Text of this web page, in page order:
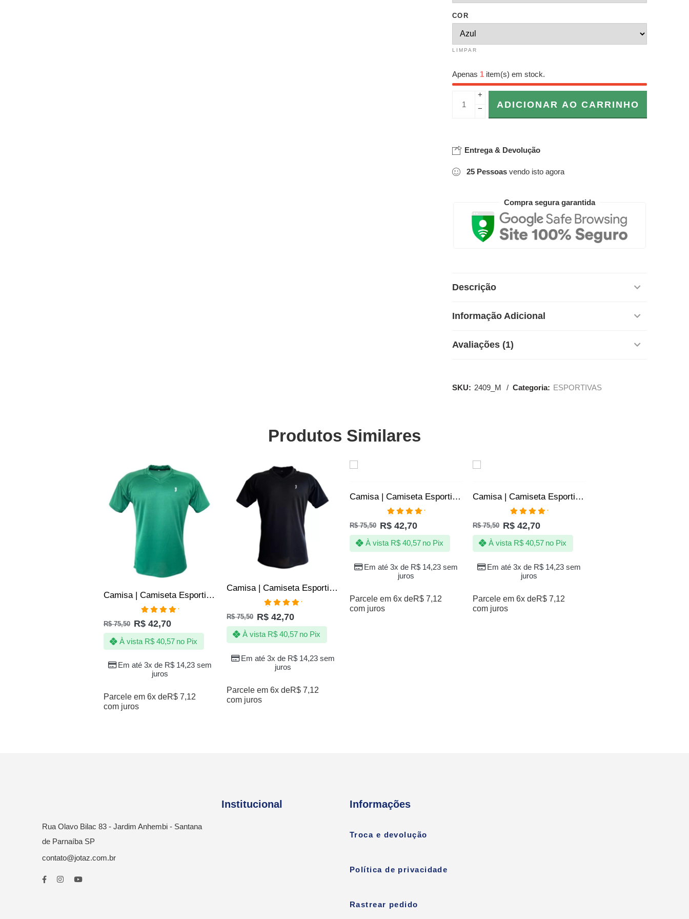
COR
LIMPAR
Apenas 1 item(s) em stock.
+
−
ADICIONAR AO CARRINHO
Entrega & Devolução
25 Pessoas vendo isto agora
Compra segura garantida
Descrição
Informação Adicional
Avaliações (1)
SKU: 2409_M Categoria: ESPORTIVAS
Produtos Similares
SALE
Camisa | Camiseta Esportiva Fitness Academia SLIM – Jotaz – Masculino – Verde
Avaliação
5.00de 5
R$75,50 R$ 42,70
Em até 3x de R$ 14,23 sem
juros
À vista R$40,57 no Pix
Parcele em 6x deR$ 7,12
com juros
Camisa | Camiseta Esportiva Fitness Academia SLIM – Jotaz – Masculino – Preto
Avaliação
5.00de 5
R$75,50 R$ 42,70
Em até 3x de R$ 14,23 sem
juros
À vista R$40,57 no Pix
Parcele em 6x deR$ 7,12
com juros
Camisa | Camiseta Esportiva Fitness Academia SLIM – Jotaz – Masculino – Azul
Avaliação
5.00de 5
R$75,50 R$ 42,70
Em até 3x de R$ 14,23 sem
juros
À vista R$40,57 no Pix
Parcele em 6x deR$ 7,12
com juros
Camisa | Camiseta Esportiva Fitness Academia SLIM – Jotaz – Masculino – Vermelho
Avaliação
5.00de 5
R$75,50 R$ 42,70
Em até 3x de R$ 14,23 sem
juros
À vista R$40,57 no Pix
Parcele em 6x deR$ 7,12
com juros
Rua Olavo Bilac 83 - Jardim Anhembi - Santana
de Parnaíba SP
contato@jotaz.com.br
Institucional Informações
Troca e devolução
Política de privacidade
Rastrear pedido